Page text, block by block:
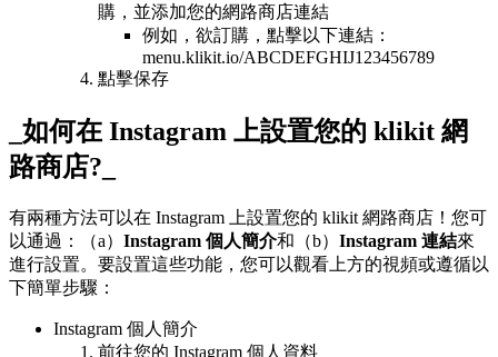
購，並添加您的網路商店連結
例如，欲訂購，點擊以下連結：
menu.klikit.io/ABCDEFGHIJ123456789
點擊保存
_如何在 Instagram 上設置您的 klikit 網
路商店?_
有兩種方法可以在 Instagram 上設置您的 klikit 網路商店！您可
以通過：（a） Instagram 個人簡介和（b） Instagram 連結來
進行設置。要設置這些功能，您可以觀看上方的視頻或遵循以
下簡單步驟：
Instagram 個人簡介
前往您的 Instagram 個人資料